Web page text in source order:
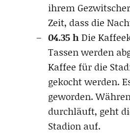
ihrem
Zeit, dass die
04.35 hDie
Tassen werden
Kaffee für die
gekocht werden.
geworden.
durchläuft, geht
Stadion auf.